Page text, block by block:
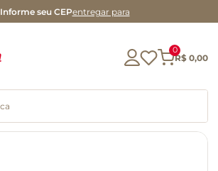
Informe seu CEPentregar para
0
R$ 0,00